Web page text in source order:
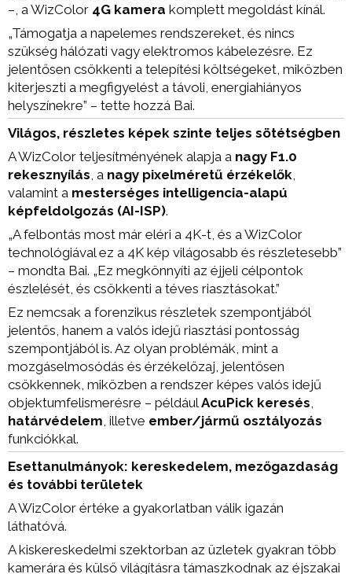
–, a WizColor 4G kamera komplett megoldást kínál.
„Támogatja a napelemes rendszereket, és nincs
szükség hálózati vagy elektromos kábelezésre. Ez
jelentősen csökkenti a telepítési költségeket, miközben
kiterjeszti a megfigyelést a távoli, energiahiányos
helyszínekre” – tette hozzá Bai.
Világos, részletes képek szinte teljes sötétségben
A WizColor teljesítményének alapja a nagy F1.0
rekesznyílás , a nagy pixelméretű érzékelők
valamint a mesterséges intelligencia-alapú
képfeldolgozás (AI-ISP).
„A felbontás most már eléri a 4K-t, és a WizColor
technológiával ez a 4K kép világosabb és részletesebb”
– mondta Bai. „Ez megkönnyíti az éjjeli célpontok
észlelését, és csökkenti a téves riasztásokat.”
Ez nemcsak a forenzikus részletek szempontjából
jelentős, hanem a valós idejű riasztási pontosság
szempontjából is. Az olyan problémák, mint a
mozgáselmosódás és érzékelőzaj, jelentősen
csökkennek, miközben a rendszer képes valós idejű
objektumfelismerésre – például AcuPick keresés
határvédelem , illetve ember/jármű osztályozás
funkciókkal.
Esettanulmányok: kereskedelem, mezőgazdaság
és további területek
A WizColor értéke a gyakorlatban válik igazán
láthatóvá.
A kiskereskedelmi szektorban az üzletek gyakran több
kamerára és külső világításra támaszkodnak az éjszakai